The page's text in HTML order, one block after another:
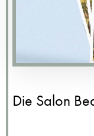
Die Salon